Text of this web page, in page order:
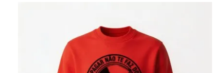
R$ 278,99.
R$ 237,14.